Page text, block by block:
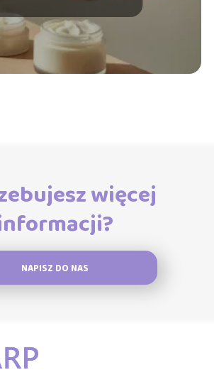
więcej
NAPISZ DO NAS